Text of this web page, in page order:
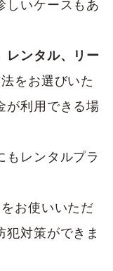
しいケースもあ
レンタル、リー
をお選びいた
が利用できる場
もレンタルプラ
お使いいただ
犯対策ができま